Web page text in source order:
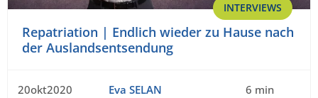
INTERVIEWS
Repatriation | Endlich wieder zu Hause nach
der Auslandsentsendung
20okt2020 Eva SELAN 6 min